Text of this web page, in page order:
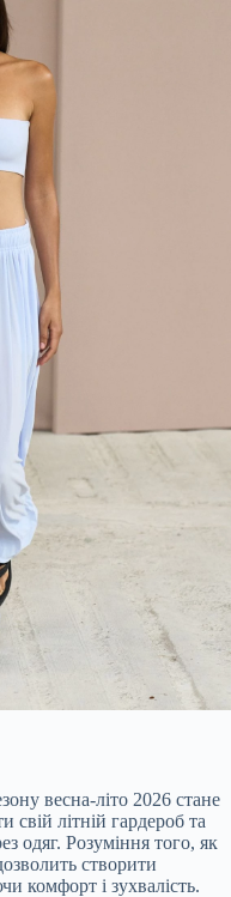
весна-літо 2026 стане
літній гардероб та
одяг. Розуміння того, як
створити
комфорт і зухвалість.